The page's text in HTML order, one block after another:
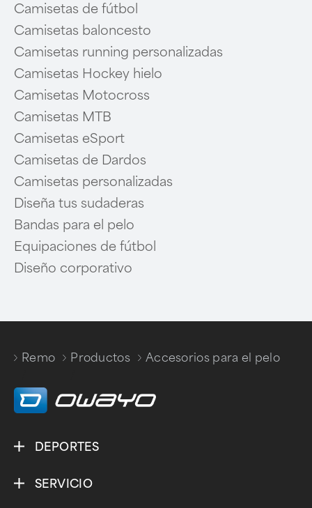
Camisetas de fútbol
Camisetas baloncesto
Camisetas running personalizadas
Camisetas Hockey hielo
Camisetas Motocross
Camisetas MTB
Camisetas eSport
Camisetas de Dardos
Camisetas personalizadas
Diseña tus sudaderas
Bandas para el pelo
Equipaciones de fútbol
Diseño corporativo
Remo
Productos
Accesorios para el pelo
DEPORTES
SERVICIO